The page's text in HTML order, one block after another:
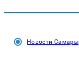
Новости Самары